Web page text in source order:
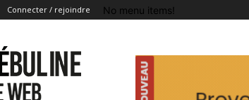
Connecter / rejoindre No menu items!